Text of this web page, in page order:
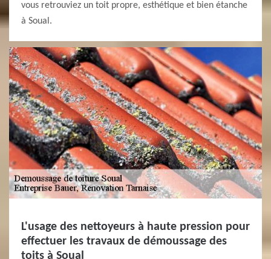
vous retrouviez un toit propre, esthétique et bien étanche
à Soual.
L'usage des nettoyeurs à haute pression pour
effectuer les travaux de démoussage des
toits à Soual